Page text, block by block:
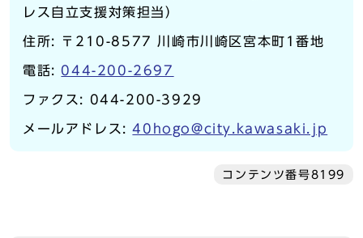
レス自立支援対策担当）
住所: 〒210-8577 川崎市川崎区宮本町1番地
電話: 044-200-2697
ファクス: 044-200-3929
メールアドレス:40hogo@city.kawasaki.jp
コンテンツ番号8199